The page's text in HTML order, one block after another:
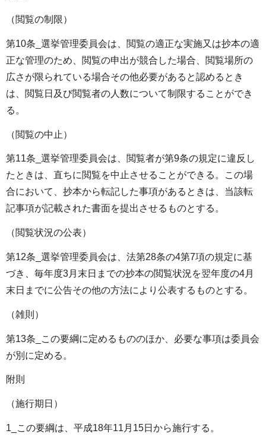
（閲覧の制限）
第10条_選挙管理委員会は、閲覧の適正な実施又は抄本の適
正な管理のため、閲覧の申出が競合した場合、閲覧場所の
広さが限られている場合その他必要があると認めるとき
は、閲覧日及び閲覧者の人数について制限することができ
る。
（閲覧の中止）
第11条_選挙管理委員会は、閲覧者が第9条の規定に違反し
たときは、直ちに閲覧を中止させることができる。この場
合において、抄本から転記した事項があるときは、当該転
記事項が記載された書面を提出させるものとする。
（閲覧状況の公表）
第12条_選挙管理委員会は、法第28条の4第7項の規定に基
づき、毎年度3月末日までの抄本の閲覧状況を翌年度の4月
末日までに公告その他の方法により公表するものとする。
（雑則）
第13条_この要綱に定めるもののほか、必要な事項は委員会
が別に定める。
附則
（施行期日）
1_この要綱は、平成18年11月15日から施行する。